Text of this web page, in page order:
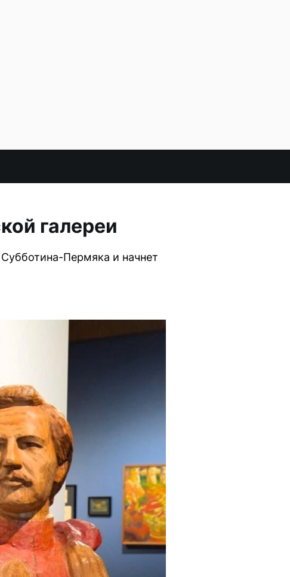
галереи
Пермяка и начнет